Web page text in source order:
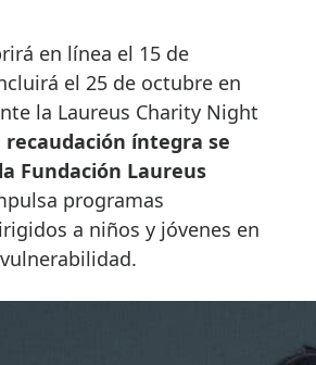
en línea el 15 de
el 25 de octubre en
la Laureus Charity Night
recaudación íntegra se
Fundación Laureus
programas
a niños y jóvenes en